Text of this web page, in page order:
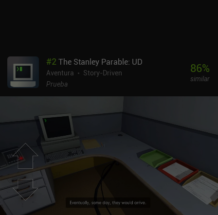
envía un importante mensaje sobre el abandono colectivo de
nuestro hermoso planeta y de las pequeñas cosas indefensas que
lo habitan. Ending - Extinction is Forever es un juego premium de
9,99 $.
#2 The Stanley Parable: UD
Aventura
Story-Driven
Prueba
86%
similar